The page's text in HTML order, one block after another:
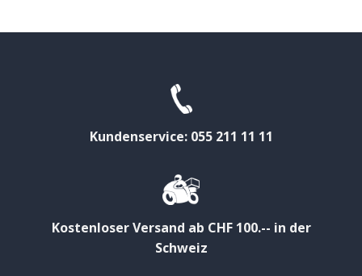
Kundenservice: 055 211 11 11
Kostenloser Versand ab CHF 100.-- in der
Schweiz